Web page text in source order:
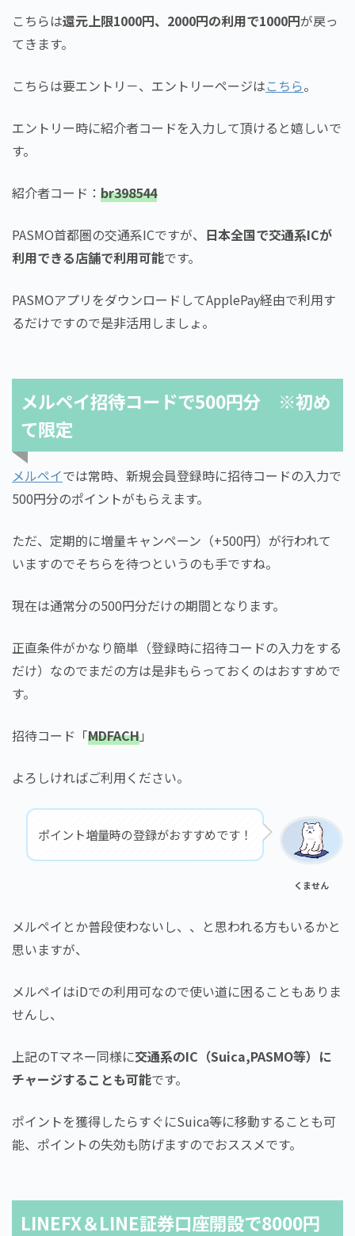
こちらは還元上限1000円、2000円の利用で1000円が戻っ
てきます。
こちらは要エントリ－、エントリーページはこちら。
エントリー時に紹介者コードを入力して頂けると嬉しいで
す。
紹介者コード： br398544
PASMO首都圏の交通系ICですが、 日本全国で交通系ICが
利用できる店舗で利用可能です。
PASMOアプリをダウンロードしてApplePay経由で利用す
るだけですので是非活用しましょ。
メルペイ招待コードで500円分 ※初め
て限定
メルペイでは常時、新規会員登録時に招待コードの入力で
500円分のポイントがもらえます。
ただ、定期的に増量キャンペーン（+500円）が行われて
いますのでそちらを待つというのも手ですね。
現在は通常分の500円分だけの期間となります。
正直条件がかなり簡単（登録時に招待コードの入力をする
だけ）なのでまだの方は是非もらっておくのはおすすめで
す。
招待コード「MDFACH」
よろしければご利用ください。
ポイント増量時の登録がおすすめです！
くません
メルペイとか普段使わないし、、と思われる方もいるかと
思いますが、
メルペイはiDでの利用可なので使い道に困ることもありま
せんし、
上記のTマネー同様に交通系のIC（Suica,PASMO等）に
チャージすることも可能です。
ポイントを獲得したらすぐにSuica等に移動することも可
能、ポイントの失効も防げますのでおススメです。
LINEFX＆LINE証券口座開設で8000円